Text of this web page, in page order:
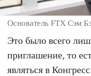
Основатель FTX Сэм
Это было всего
приглашение, то
являться в